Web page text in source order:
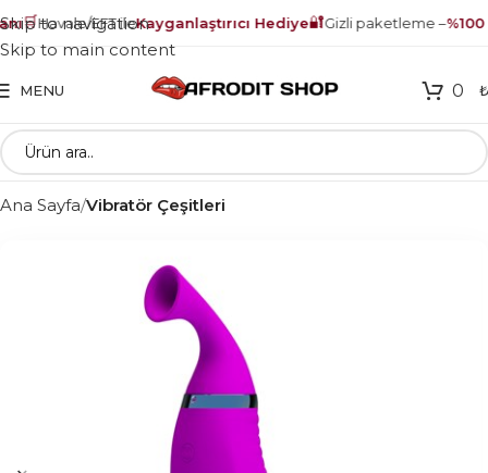
🛒Havale/EFT ileKayganlaştırıcı Hediye🔐Gizli paketleme –%100
Skip to navigation
Skip to main content
MENU 0 ₺
Ana Sayfa Vibratör Çeşitleri